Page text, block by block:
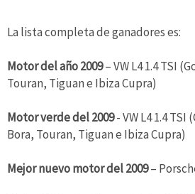
La lista completa de ganadores es:
Motor del año 2009– VW L4 1.4 TSI
Touran, Tiguan e Ibiza Cupra)
Motor verde del 2009- VW L4 1.4
Bora, Touran, Tiguan e Ibiza Cupra)
Mejor nuevo motor del 2009–